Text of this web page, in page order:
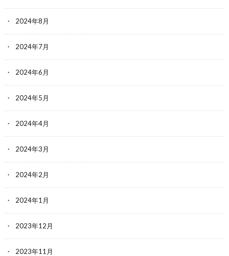
2024年8月
2024年7月
2024年6月
2024年5月
2024年4月
2024年3月
2024年2月
2024年1月
2023年12月
2023年11月